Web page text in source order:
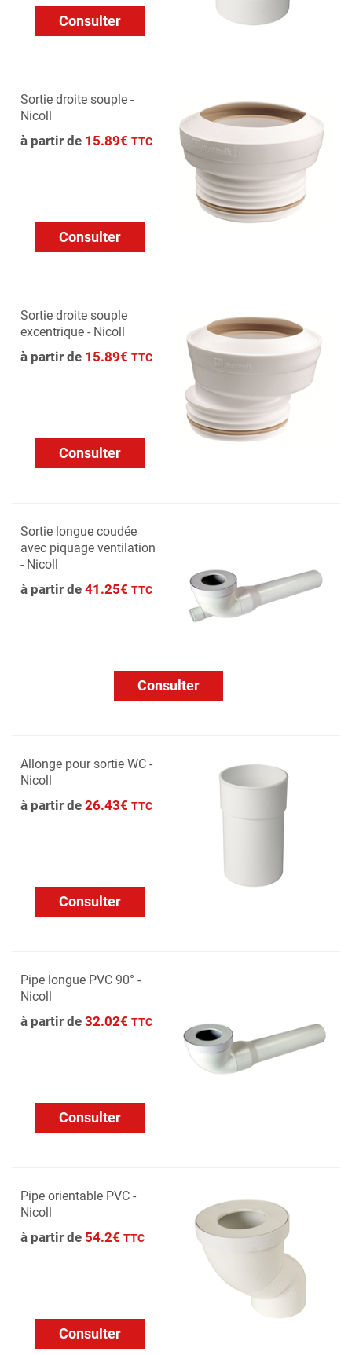
Consulter
Sortie droite souple -
Nicoll
à partir de 15.89€ TTC
Consulter
Sortie droite souple
excentrique - Nicoll
à partir de 15.89€ TTC
Consulter
Sortie longue coudée
avec piquage ventilation
- Nicoll
à partir de 41.25€ TTC
Consulter
Allonge pour sortie WC -
Nicoll
à partir de 26.43€ TTC
Consulter
Pipe longue PVC 90° -
Nicoll
à partir de 32.02€ TTC
Consulter
Pipe orientable PVC -
Nicoll
à partir de 54.2€ TTC
Consulter